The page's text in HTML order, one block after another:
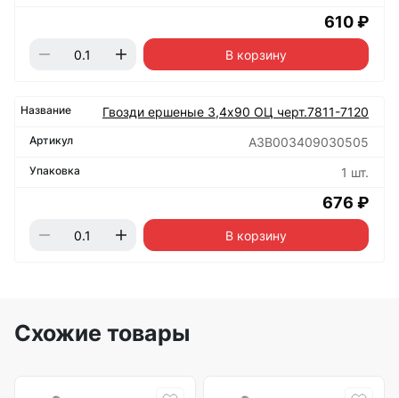
610 ₽
В корзину
Гвозди ершеные 3,4х90 ОЦ черт.7811-7120
А3В003409030505
1 шт.
676 ₽
В корзину
Схожие товары